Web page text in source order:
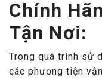
Chính
Tận Nơi:
Trong quá trình sử
các phương tiện